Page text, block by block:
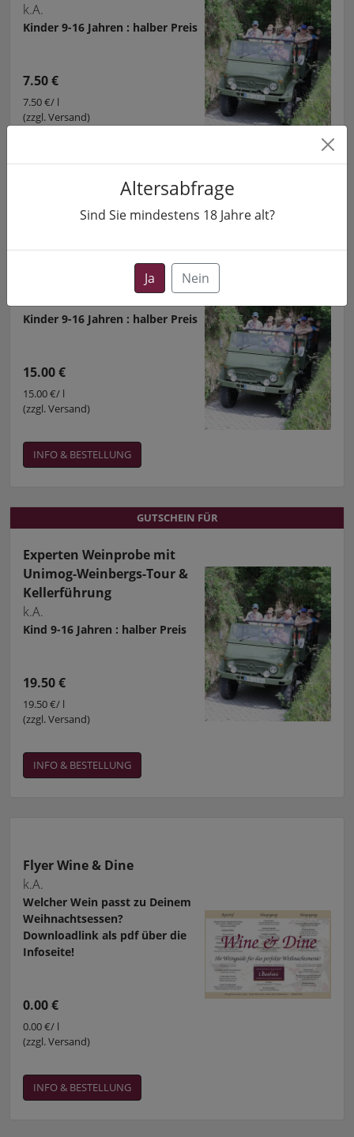
Altersabfrage
Sind Sie mindestens 18Jahre alt?
Ja Nein
k.A.
Kinder 9-16 Jahren : halber Preis
7.50 €
7.50 €/ l
(zzgl. Versand)
INFO & BESTELLUNG
GUTSCHEIN FÜR
Weinprobe mit Unimog-
Kinder 9-16 Jahren : halber Preis
15.00 €
15.00 €/ l
(zzgl. Versand)
INFO & BESTELLUNG
GUTSCHEIN FÜRGUTSCHEIN FÜR
Experten Weinprobe mit
Unimog-Weinbergs-Tour &
Kellerführung
k.A.
Kind 9-16 Jahren : halber Preis
19.50 €
19.50 €/ l
(zzgl. Versand)
INFO & BESTELLUNG
Flyer Wine & Dine
k.A.
Welcher Wein passt zu Deinem
Weihnachtsessen?
Downloadlink als pdf über die
Infoseite!
0.00 €
0.00 €/ l
(zzgl. Versand)
INFO & BESTELLUNG